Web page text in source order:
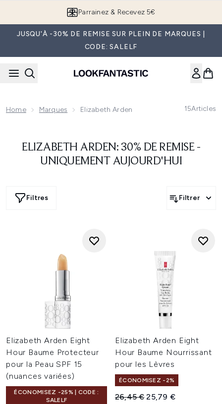
Parrainez & Recevez 5€
JUSQU'À -30% DE REMISE SUR PLEIN DE MARQUES |
CODE: SALELF
Home Marques Elizabeth Arden 15Articles
ELIZABETH ARDEN: 30% DE REMISE -
UNIQUEMENT AUJOURD'HUI
Filtres Filtrer
Elizabeth Arden Eight
Hour Baume Protecteur
pour la Peau SPF 15
(nuances variées)
ÉCONOMISEZ -25% | CODE :
SALELF
Elizabeth Arden Eight
Hour Baume Nourrissant
pour les Lèvres
ÉCONOMISEZ -2%
Prix de vente :
26,45 €Prix ​​actuel :
25,79 €